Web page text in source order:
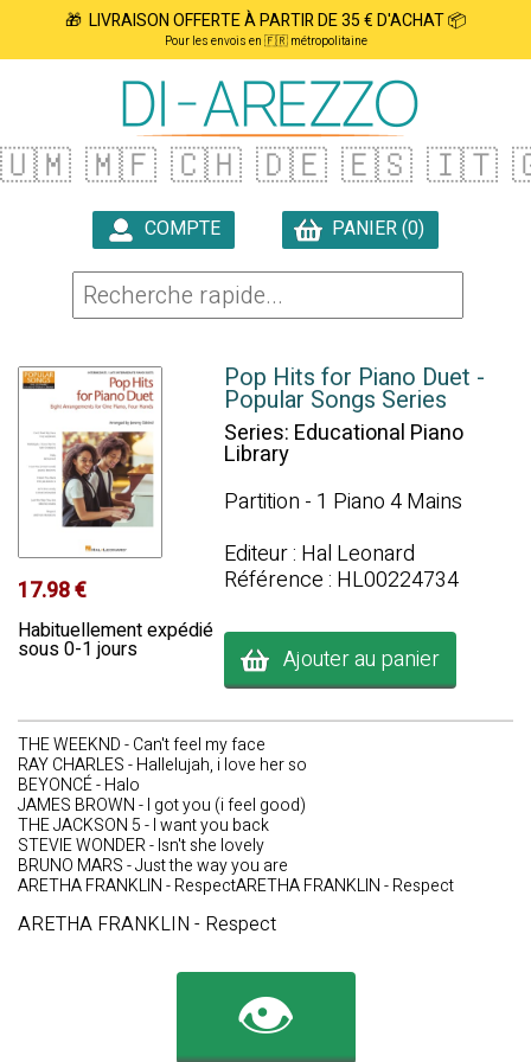
🎁 LIVRAISON OFFERTE À PARTIR DE 35 € D'ACHAT 📦
Pour les envois en 🇫🇷 métropolitaine
🇺🇲 🇲🇫 🇨🇭 🇩🇪 🇪🇸 🇮🇹
COMPTE
PANIER (0)
17.98 €
Habituellement expédié
sous 0-1 jours
Pop Hits for Piano Duet -
Popular Songs Series
Series: Educational Piano
Library
Partition - 1 Piano 4 Mains
Editeur : Hal Leonard
Référence : HL00224734
Ajouter au panier
THE WEEKND - Can't feel my face
RAY CHARLES - Hallelujah, i love her so
BEYONCÉ - Halo
JAMES BROWN - I got you (i feel good)
THE JACKSON 5 - I want you back
STEVIE WONDER - Isn't she lovely
BRUNO MARS - Just the way you are
ARETHA FRANKLIN - RespectARETHA FRANKLIN - Respect
ARETHA FRANKLIN - Respect
👁️